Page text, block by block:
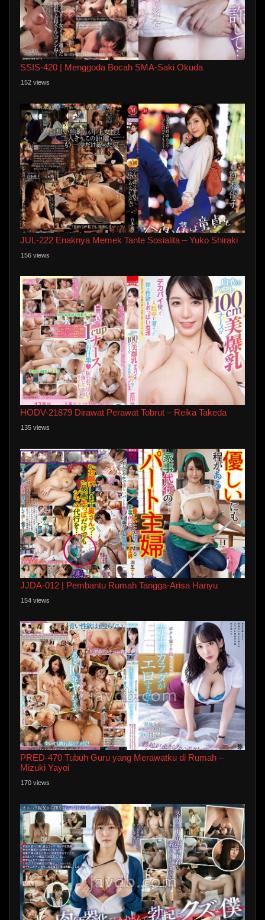
SSIS-420 | Menggoda Bocah SMA-Saki Okuda
152 views
JUL-222 Enaknya Memek Tante Sosialita – Yuko Shiraki
156 views
HODV-21879 Dirawat Perawat Tobrut – Reika Takeda
135 views
JJDA-012 | Pembantu Rumah Tangga-Arisa Hanyu
154 views
PRED-470 Tubuh Guru yang Merawatku di Rumah –
Mizuki Yayoi
170 views